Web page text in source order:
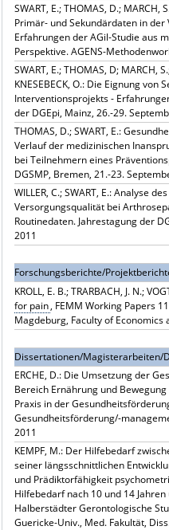
SWART, E.; THOMAS, D.;
Primär- und Sekundärdaten in
Erfahrungen der AGil-Studie aus
Perspektive. AGENS-
SWART, E.; THOMAS, D; MARCH,
KNESEBECK, O.: Die Eignung
Interventionsprojekts -
der DGEpi, Mainz, 26.-29.
THOMAS, D.; SWART, E.:
Verlauf der medizinischen
bei Teilnehmern eines
DGSMP, Bremen, 21.-23.
WILLER, C.; SWART, E.: Analyse
Versorgungsqualität bei
Routinedaten. Jahrestagung der
2011
Forschungsberichte/
KROLL, E. B.; TRARBACH, J. N.;
for pain, FEMM Working Papers
Magdeburg, Faculty of Economics
Dissertationen/Magisterarbeiten/
ERCHE, D.: Die Umsetzung der
Bereich Ernährung und
Praxis in der
Gesundheitsförderung/-
2011
KEMPF, M.: Der Hilfebedarf
seiner längsschnittlichen
und Prädiktorfähigkeit
Hilfebedarf nach 10 und 14
Halberstädter Gerontologische
Guericke-Univ., Med. Fakultät,